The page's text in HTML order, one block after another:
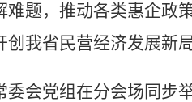
题，推动各类惠企政
我省民营经济发展新局
党组在分会场同步举